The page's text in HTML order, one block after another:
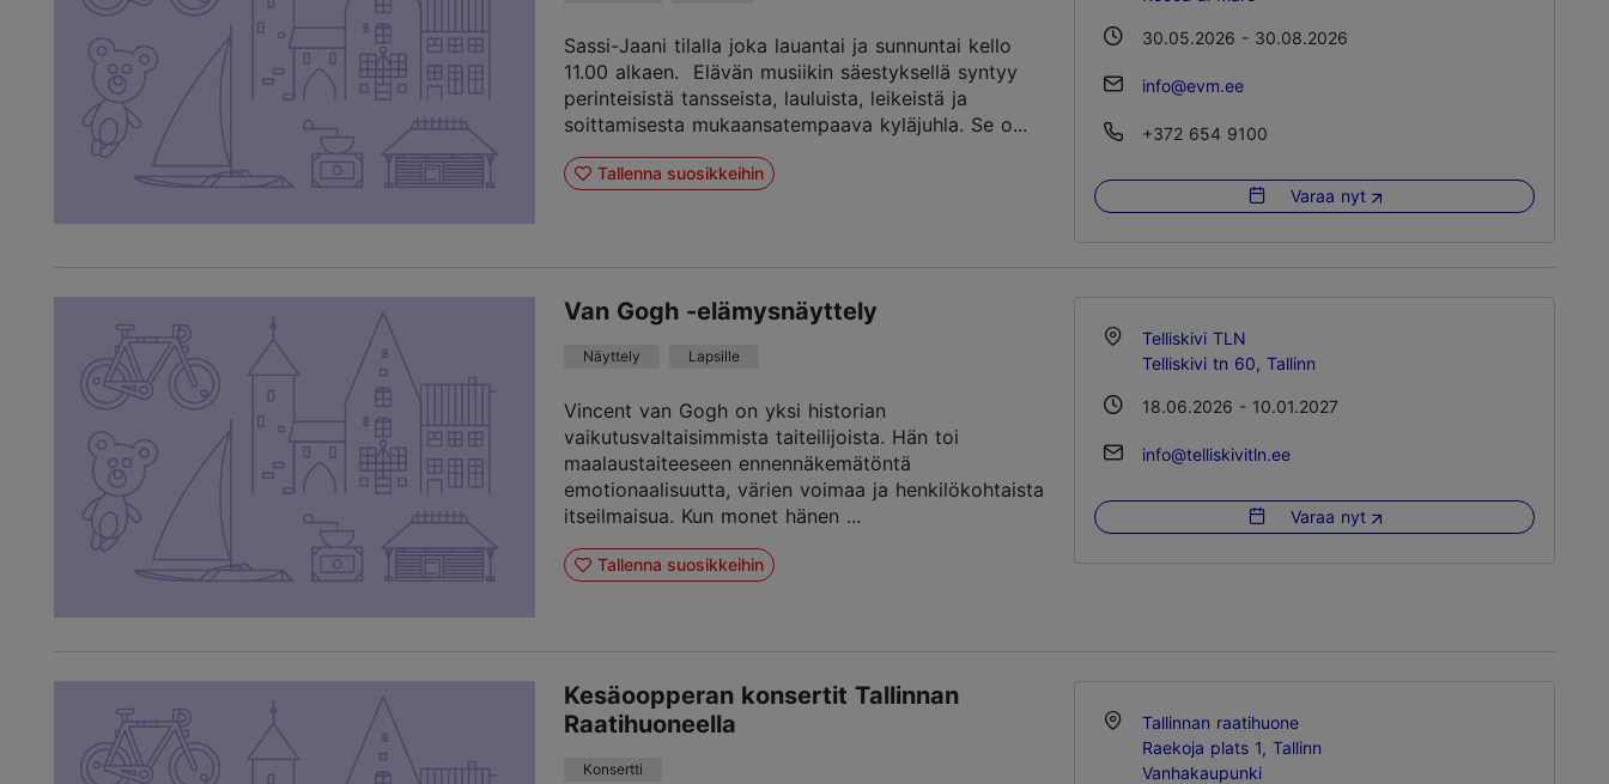
Sassi-Jaani tilalla joka lauantai ja sunnuntai kello
11.00 alkaen. Elävän musiikin säestyksellä syntyy
perinteisistä tansseista, lauluista, leikeistä ja
soittamisesta mukaansatempaava kyläjuhla. Se o...
Tallenna suosikkeihin
30.05.2026 - 30.08.2026
info@evm.ee
+372 654 9100
Varaa nyt
Van Gogh -elämysnäyttely
Näyttely Lapsille
Vincent van Gogh on yksi historian
vaikutusvaltaisimmista taiteilijoista. Hän toi
maalaustaiteeseen ennennäkemätöntä
emotionaalisuutta, värien voimaa ja henkilökohtaista
itseilmaisua. Kun monet hänen ...
Tallenna suosikkeihin
Telliskivi TLN
Telliskivi tn 60, Tallinn
18.06.2026 - 10.01.2027
info@telliskivitln.ee
Varaa nyt
Kesäoopperan konsertit Tallinnan
Raatihuoneella
Konsertti
Tallinnan raatihuone
Raekoja plats 1, Tallinn
Vanhakaupunki